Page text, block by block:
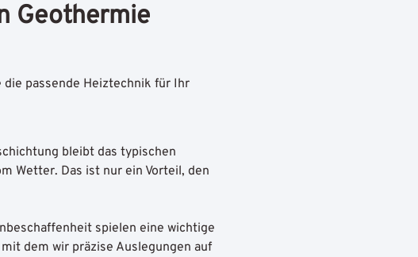
Geothermie
passende Heiztechnik für Ihr
bleibt das typischen
Wetter. Das ist nur ein Vorteil, den
spielen eine wichtige
dem wir präzise Auslegungen auf